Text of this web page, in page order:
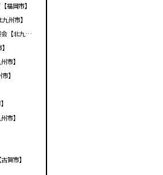
福岡市】
州市】
(公財)北九州観光コンベンション協会【北九州市】
市】
】
市】
賀市】